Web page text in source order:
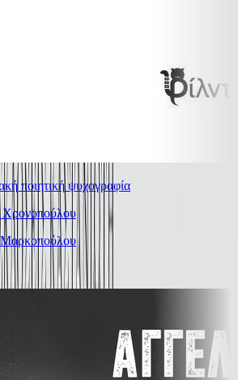
ποιητική ψυχογραφία
Χρονοπούλου